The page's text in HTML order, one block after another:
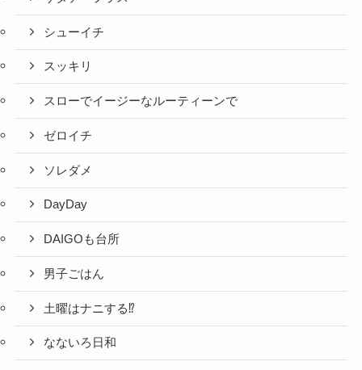
シューイチ
スッキリ
スローでイージーなルーティーンで
ゼロイチ
ソレダメ
DayDay
DAIGOも台所
男子ごはん
土曜はナニする⁉
なないろ日和